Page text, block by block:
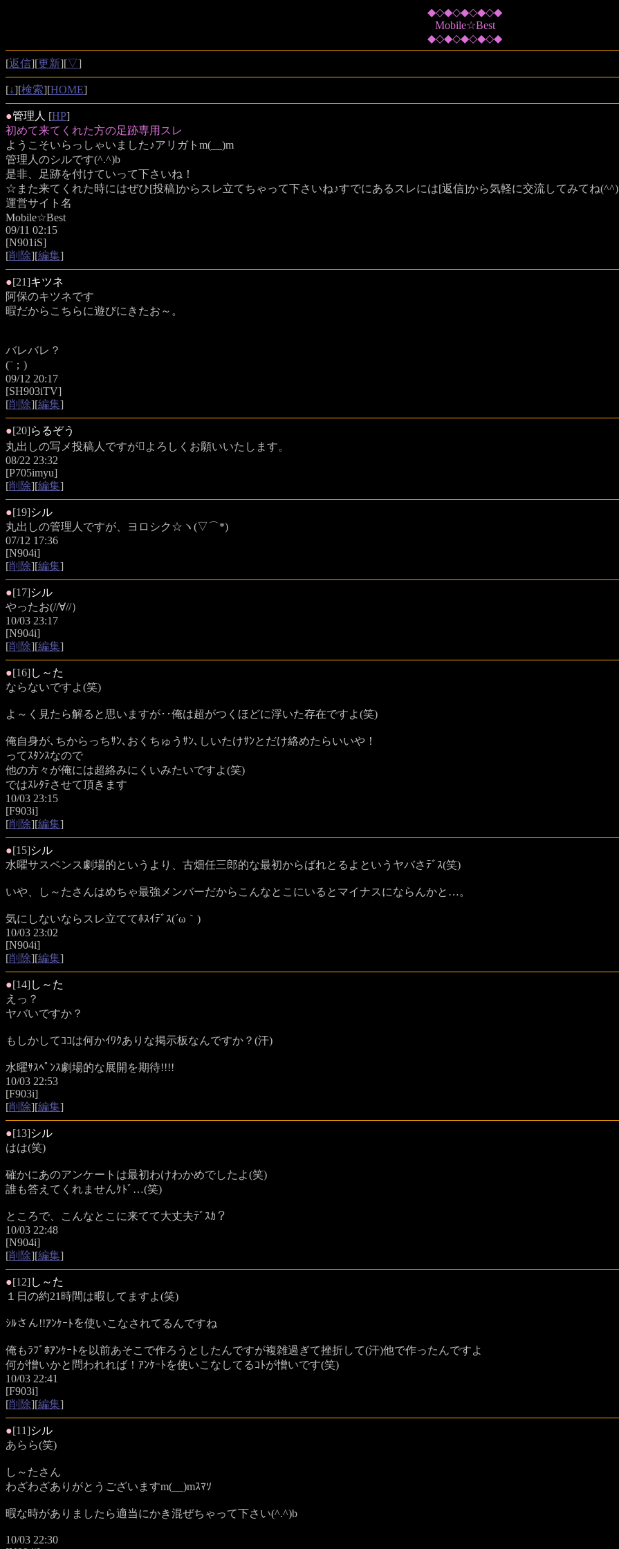
◆◇◆◇◆◇◆◇◆
Mobile☆Best
◆◇◆◇◆◇◆◇◆
[返信][更新][▽]
[↓][検索][HOME]
●管理人 [HP]
初めて来てくれた方の足跡専用スレ
ようこそいらっしゃいました♪アリガトm(__)m
管理人のシルです(^.^)b
是非、足跡を付けていって下さいね！
☆また来てくれた時にはぜひ[投稿]からスレ立てちゃって下さいね♪すでにあるスレには[返信]から気軽に交流してみてね(^^)
運営サイト名
Mobile☆Best
09/11 02:15
[N901iS]
[削除][編集]
●[21]キツネ
阿保のキツネです
暇だからこちらに遊びにきたお～。
バレバレ？
(¨；)
09/12 20:17
[SH903iTV]
[削除][編集]
●[20]らるぞう
丸出しの写メ投稿人ですがよろしくお願いいたします。
08/22 23:32
[P705imyu]
[削除][編集]
●[19]シル
丸出しの管理人ですが、ヨロシク☆ヽ(▽⌒*)
07/12 17:36
[N904i]
[削除][編集]
●[17]シル
やったお(//∀//）
10/03 23:17
[N904i]
[削除][編集]
●[16]し～た
ならないですよ(笑)
よ～く見たら解ると思いますが･･俺は超がつくほどに浮いた存在ですよ(笑)
俺自身が､ちからっちｻﾝ､おくちゅうｻﾝ､しいたけｻﾝとだけ絡めたらいいや！
ってｽﾀﾝｽなので
他の方々が俺には超絡みにくいみたいですよ(笑)
ではｽﾚﾀﾃさせて頂きます
10/03 23:15
[F903i]
[削除][編集]
●[15]シル
水曜サスペンス劇場的というより、古畑任三郎的な最初からばれとるよというヤバさﾃﾞｽ(笑)
いや、し～たさんはめちゃ最強メンバーだからこんなとこにいるとマイナスにならんかと…。
気にしないならスレ立ててﾎｽｲﾃﾞｽ(´ω｀)
10/03 23:02
[N904i]
[削除][編集]
●[14]し～た
えっ？
ヤバいですか？
もしかしてｺｺは何かｲﾜｸありな掲示板なんですか？(汗)
水曜ｻｽﾍﾟﾝｽ劇場的な展開を期待!!!!
10/03 22:53
[F903i]
[削除][編集]
●[13]シル
はは(笑)
確かにあのアンケートは最初わけわかめでしたよ(笑)
誰も答えてくれませんｹﾄﾞ…(笑)
ところで、こんなとこに来てて大丈夫ﾃﾞｽｶ？
10/03 22:48
[N904i]
[削除][編集]
●[12]し～た
１日の約21時間は暇してますよ(笑)
ｼﾙさん!!ｱﾝｹｰﾄを使いこなされてるんですね
俺もﾗﾌﾞﾎｱﾝｹｰﾄを以前あそこで作ろうとしたんですが複雑過ぎて挫折して(汗)他で作ったんですよ
何が憎いかと問われれば！ｱﾝｹｰﾄを使いこなしてるｺﾄが憎いです(笑)
10/03 22:41
[F903i]
[削除][編集]
●[11]シル
あらら(笑)
し～たさん
わざわざありがとうございますm(__)mｽﾏｿ
暇な時がありましたら適当にかき混ぜちゃって下さい(^.^)b
10/03 22:30